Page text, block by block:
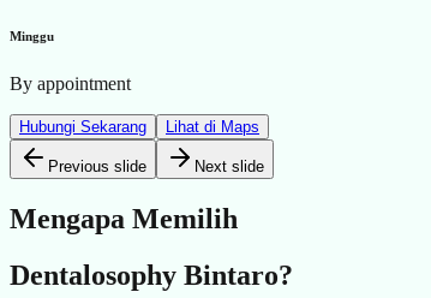
Minggu
By appointment
Hubungi Sekarang Lihat di Maps
Previous slide Next slide
Mengapa Memilih
Dentalosophy Bintaro?